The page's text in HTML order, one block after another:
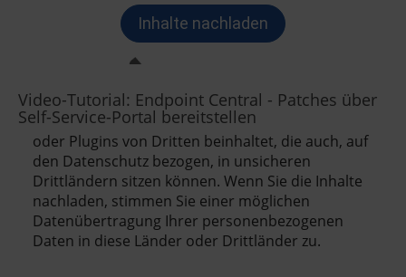
Video-Tutorial: Endpoint Central - Patches über
Self-Service-Portal bereitstellen